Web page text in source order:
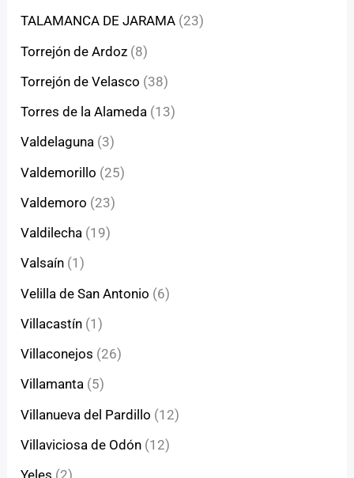
TALAMANCA DE JARAMA (23)
Torrejón de Ardoz (8)
Torrejón de Velasco (38)
Torres de la Alameda (13)
Valdelaguna (3)
Valdemorillo (25)
Valdemoro (23)
Valdilecha (19)
Valsaín (1)
Velilla de San Antonio (6)
Villacastín (1)
Villaconejos (26)
Villamanta (5)
Villanueva del Pardillo (12)
Villaviciosa de Odón (12)